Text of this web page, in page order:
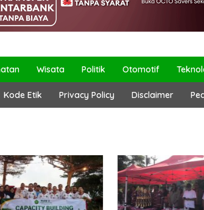
Wisata Politik Otomotif
Kode Etik Privacy Policy Disclaimer